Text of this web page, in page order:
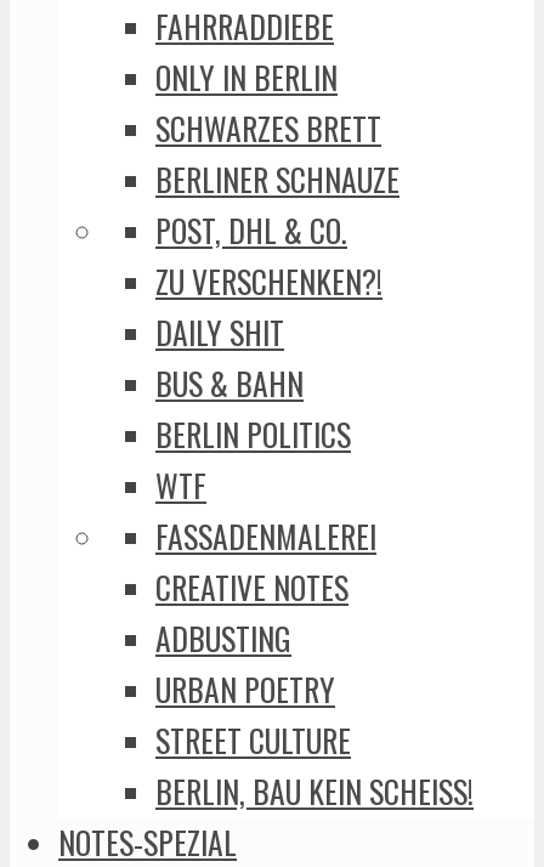
FAHRRADDIEBE
ONLY IN BERLIN
SCHWARZES BRETT
BERLINER SCHNAUZE
POST, DHL & CO.
ZU VERSCHENKEN?!
DAILY SHIT
BUS & BAHN
BERLIN POLITICS
WTF
FASSADENMALEREI
CREATIVE NOTES
ADBUSTING
URBAN POETRY
STREET CULTURE
BERLIN, BAU KEIN SCHEISS!
NOTES-SPEZIAL